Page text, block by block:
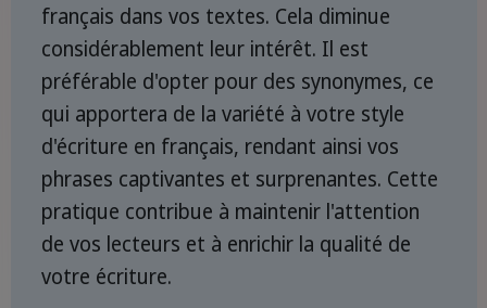
français dans vos textes. Cela diminue
considérablement leur intérêt. Il est
préférable d'opter pour des synonymes, ce
qui apportera de la variété à votre style
d'écriture en français, rendant ainsi vos
phrases captivantes et surprenantes. Cette
pratique contribue à maintenir l'attention
de vos lecteurs et à enrichir la qualité de
votre écriture.